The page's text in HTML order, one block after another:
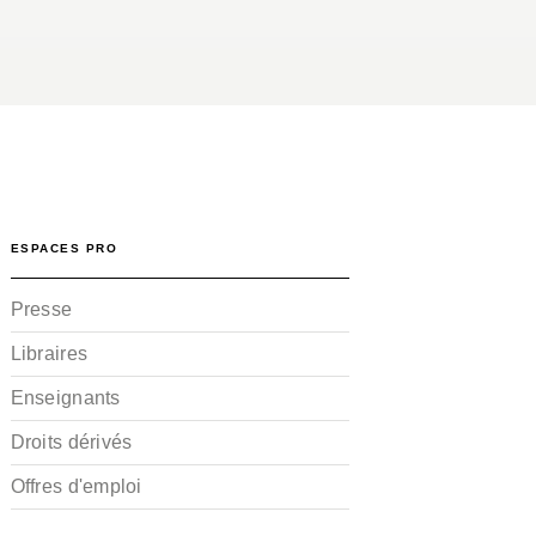
ESPACES PRO
Presse
Libraires
Enseignants
Droits dérivés
Offres d'emploi